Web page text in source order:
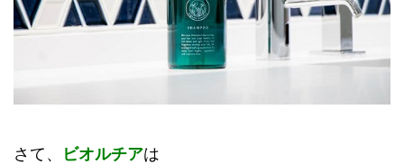
さて、 ビオルチアは